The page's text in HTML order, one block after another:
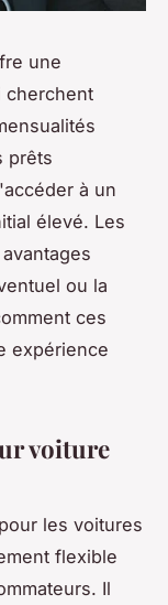
une
cherchent
prêts
à un
élevé. Les
ou la
ces
expérience
voiture
les voitures
flexible
Il